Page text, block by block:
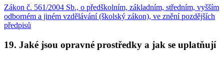
Zákon č. 561/2004 Sb., o předškolním, základním, středním, vyšším
odborném a jiném vzdělávání (školský zákon), ve znění pozdějších
předpisů
19. Jaké jsou opravné prostředky a jak se uplatňují